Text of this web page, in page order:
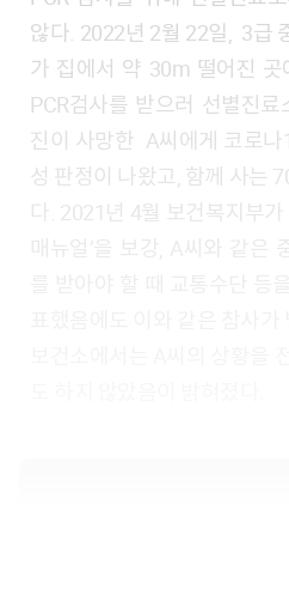
않다. 2022년 2월 22일, 3급
가 집에서 약 30m 떨어진
PCR검사를 받으러 선별진
진이 사망한 A씨에게 코로
성 판정이 나왔고, 함께 사는
다. 2021년 4월 보건복지부